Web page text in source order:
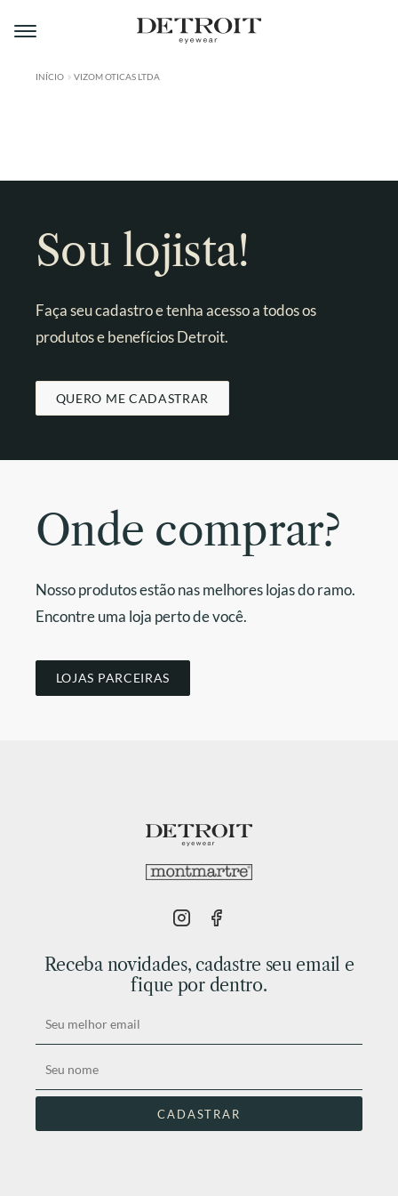
Pular
para
Pular
para
A MONTMARTRE
CONTATO
INÍCIO VIZOM OTICAS LTDA
Sou lojista!
Faça seu cadastro e tenha acesso a todos os
produtos e benefícios Detroit.
QUERO ME CADASTRAR
Onde comprar?
Nosso produtos estão nas melhores lojas do ramo.
Encontre uma loja perto de você.
LOJAS PARCEIRAS
Receba novidades, cadastre seu email e
fique por dentro.